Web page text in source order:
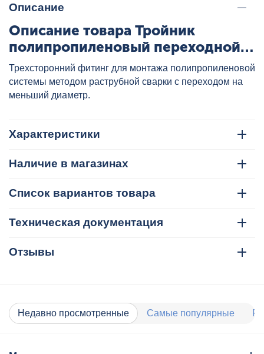
Описание
Описание товара Тройник
полипропиленовый переходной
32x25x20 бел. VALTEC, артикул:
VTp.735.0.032025020
Трехсторонний фитинг для монтажа полипропиленовой
системы методом раструбной сварки с переходом на
меньший диаметр.
Характеристики
Наличие в магазинах
Список вариантов товара
Техническая документация
Отзывы
Недавно просмотренные Самые популярные